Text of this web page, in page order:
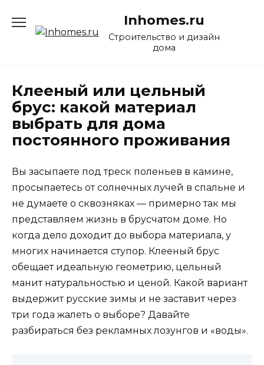
содержанию
Inhomes.ru
Строительство и дизайн
дома
Клееный или цельный
брус: какой материал
выбрать для дома
постоянного проживания
Вы засыпаете под треск поленьев в камине,
просыпаетесь от солнечных лучей в спальне и
не думаете о сквозняках — примерно так мы
представляем жизнь в брусчатом доме. Но
когда дело доходит до выбора материала, у
многих начинается ступор. Клееный брус
обещает идеальную геометрию, цельный
манит натуральностью и ценой. Какой вариант
выдержит русские зимы и не заставит через
три года жалеть о выборе? Давайте
разбираться без рекламных лозунгов и «воды».